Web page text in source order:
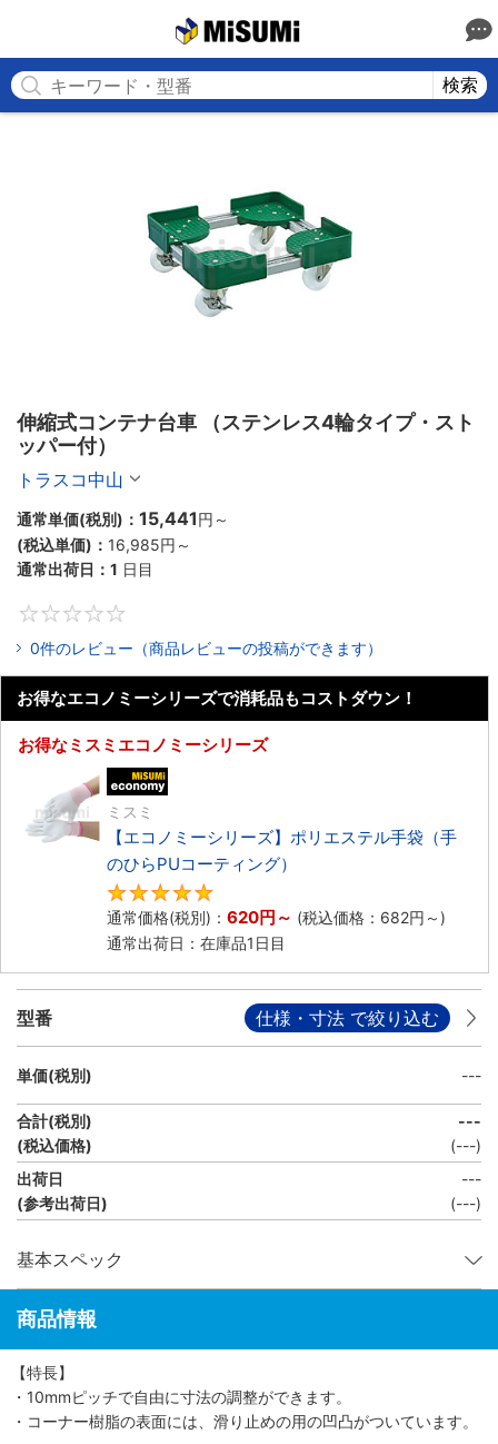
検索
伸縮式コンテナ台車 （ステンレス4輪タイプ・スト
ッパー付）
トラスコ中山
通常単価(税別)： 15,441円 ～
(税込単価)： 16,985円 ～
通常出荷日： 1 日目
0件のレビュー（商品レビューの投稿ができます）
お得なエコノミーシリーズで消耗品もコストダウン！
お得なミスミエコノミーシリーズ
ミスミ
【エコノミーシリーズ】ポリエステル手袋（手
のひらPUコーティング）
通常価格(税別)： 620円 ～ (税込価格： 682円 ～)
通常出荷日：在庫品1日目
型番 仕様・寸法 で絞り込む
単価(税別) ---
合計(税別)
(税込価格)
---
(---)
出荷日
(参考出荷日)
---
(---)
基本スペック
商品情報
【特長】
・10mmピッチで自由に寸法の調整ができます。
・コーナー樹脂の表面には、滑り止めの用の凹凸がついています。